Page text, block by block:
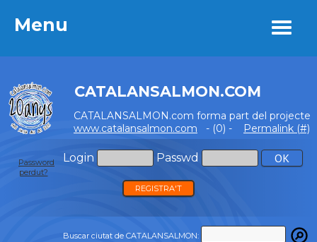
Menu
CATALANSALMON.COM
CATALANSALMON.com forma part del projecte
www.catalansalmon.com - (0) - Permalink (#)
Login Passwd
Password
perdut?
REGISTRA'T
Buscar ciutat de CATALANSALMON:
Menu